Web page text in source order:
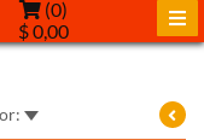
(0)
$ 0,00